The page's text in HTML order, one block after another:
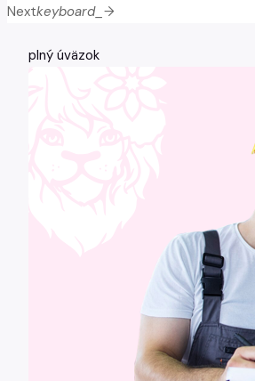
Nextkeyboard_arrow_right
plný úväzok